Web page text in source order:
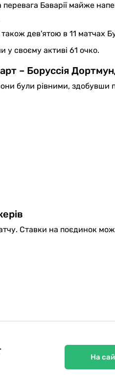
Баварії майже
дев'ятою в 11 матчах
у своєму активі 61 очко.
– Боруссія
були рівними, здобувши
Ставки на поєдинок
На